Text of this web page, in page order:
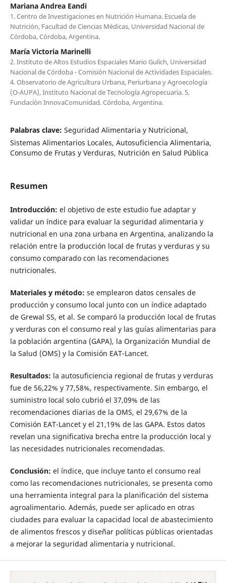
Mariana Andrea Eandi
1. Centro de Investigaciones en Nutrición Humana. Escuela de
Nutrición, Facultad de Ciencias Médicas, Universidad Nacional de
Córdoba, Córdoba, Argentina.
María Victoria Marinelli
2. Instituto de Altos Estudios Espaciales Mario Gulich, Universidad
Nacional de Córdoba - Comisión Nacional de Actividades Espaciales.
4. Observatorio de Agricultura Urbana, Periurbana y Agroecología
(O-AUPA), Instituto Nacional de Tecnología Agropecuaria. 5.
Fundación InnovaComunidad. Córdoba, Argentina.
Palabras clave: Seguridad Alimentaria y Nutricional,
Sistemas Alimentarios Locales, Autosuficiencia Alimentaria,
Consumo de Frutas y Verduras, Nutrición en Salud Pública
Resumen
Introducción: el objetivo de este estudio fue adaptar y
validar un índice para evaluar la seguridad alimentaria y
nutricional en una zona urbana en Argentina, analizando la
relación entre la producción local de frutas y verduras y su
consumo comparado con las recomendaciones
nutricionales.
Materiales y método: se emplearon datos censales de
producción y consumo local junto con un índice adaptado
de Grewal SS, et al. Se comparó la producción local de frutas
y verduras con el consumo real y las guías alimentarias para
la población argentina (GAPA), la Organización Mundial de
la Salud (OMS) y la Comisión EAT-Lancet.
Resultados: la autosuficiencia regional de frutas y verduras
fue de 56,22% y 77,58%, respectivamente. Sin embargo, el
suministro local solo cubrió el 37,09% de las
recomendaciones diarias de la OMS, el 29,67% de la
Comisión EAT-Lancet y el 21,19% de las GAPA. Estos datos
revelan una significativa brecha entre la producción local y
las necesidades nutricionales recomendadas.
Conclusión: el índice, que incluye tanto el consumo real
como las recomendaciones nutricionales, se presenta como
una herramienta integral para la planificación del sistema
agroalimentario. Además, puede ser aplicado en otras
ciudades para evaluar la capacidad local de abastecimiento
de alimentos frescos y diseñar políticas públicas orientadas
a mejorar la seguridad alimentaria y nutricional.